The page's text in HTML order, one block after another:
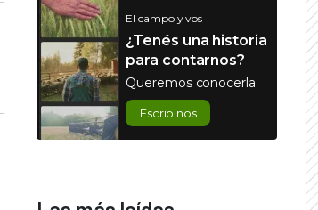
El campo y vos
¿Tenés una historia
para contarnos?
Queremos conocerla
Escribinos